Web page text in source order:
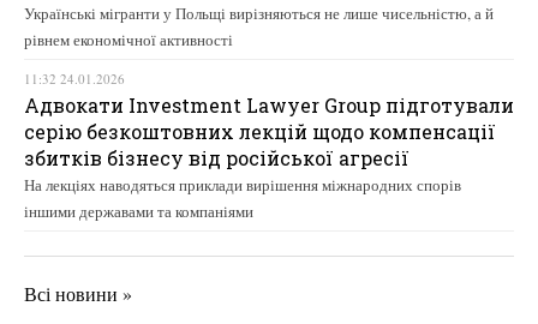
Українські мігранти у Польщі вирізняються не лише чисельністю, а й
рівнем економічної активності
11:32 24.01.2026
Адвокати Investment Lawyer Group підготували
серію безкоштовних лекцій щодо компенсації
збитків бізнесу від російської агресії
На лекціях наводяться приклади вирішення міжнародних спорів
іншими державами та компаніями
Всі новини »